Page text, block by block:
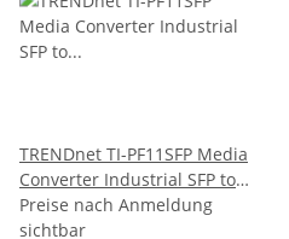
TRENDnet TI-PF11SFP Media
Converter Industrial SFP to
Gigabit PoE+
Preise nach Anmeldung
sichtbar